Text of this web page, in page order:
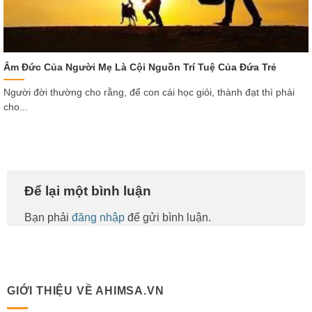
Âm Đức Của Người Mẹ Là Cội Nguồn Trí Tuệ Của Đứa Trẻ
Người đời thường cho rằng, để con cái học giỏi, thành đạt thì phải
cho...
Để lại một bình luận
Bạn phải đăng nhập để gửi bình luận.
GIỚI THIỆU VỀ AHIMSA.VN